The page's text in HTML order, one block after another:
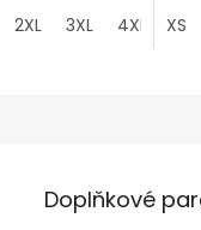
2XL 3XL 4XL 5XL
XS
Doplňkové